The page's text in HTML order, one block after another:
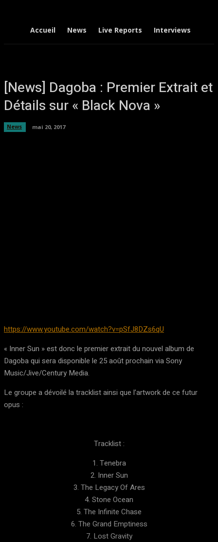
Accueil News Live Reports Interviews
[News] Dagoba : Premier Extrait et
Détails sur « Black Nova »
News mai 20, 2017
https://www.youtube.com/watch?v=pSfJ8DZs6qU
« Inner Sun » est donc le premier extrait du nouvel album de
Dagoba qui sera disponible le 25 août prochain via Sony
Music/Jive/Century Media.
Le groupe a dévoilé la tracklist ainsi que l’artwork de ce futur
opus :
Tracklist :
1. Tenebra
2. Inner Sun
3. The Legacy Of Ares
4. Stone Ocean
5. The Infinite Chase
6. The Grand Emptiness
7. Lost Gravity